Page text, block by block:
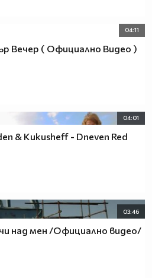
04:11
Вечер ( Официално Видео )
04:01
& Kukusheff - Dneven Red
03:46
над мен /Официално видео/